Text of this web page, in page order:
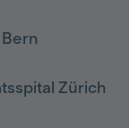
Zürich